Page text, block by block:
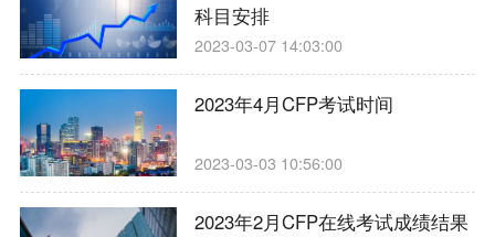
科目安排
2023-03-07 14:03:00
2023年4月CFP考试时间
2023-03-03 10:56:00
2023年2月CFP在线考试成绩结果